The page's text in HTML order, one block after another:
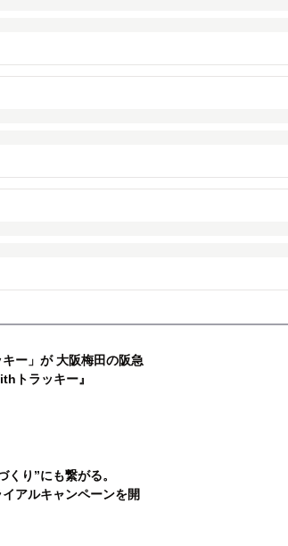
ー」が 大阪梅田の阪急
トラッキー』
り”にも繋がる。
アルキャンペーンを開